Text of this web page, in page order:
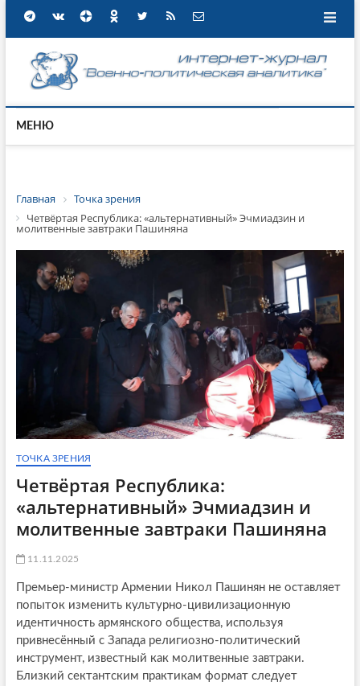
МЕНЮ
Главная
Точка зрения
Четвёртая Республика: «альтернативный» Эчмиадзин и
молитвенные завтраки Пашиняна
ТОЧКА ЗРЕНИЯ
Четвёртая Республика:
«альтернативный» Эчмиадзин и
молитвенные завтраки Пашиняна
11.11.2025
Премьер-министр Армении Никол Пашинян не оставляет
попыток изменить культурно-цивилизационную
идентичность армянского общества, используя
привнесённый с Запада религиозно-политический
инструмент, известный как молитвенные завтраки.
Близкий сектантским практикам формат следует